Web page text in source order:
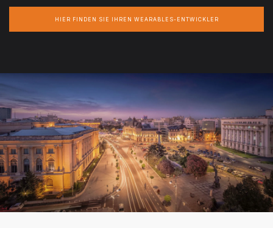
HIER FINDEN SIE IHREN WEARABLES-ENTWICKLER